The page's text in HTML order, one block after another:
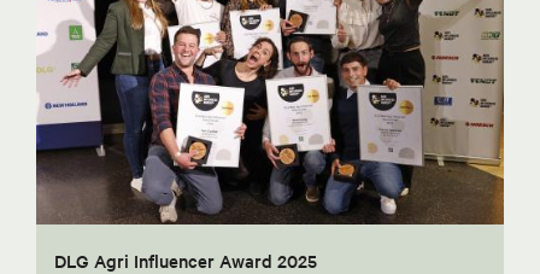
DLG Agri Influencer Award 2025